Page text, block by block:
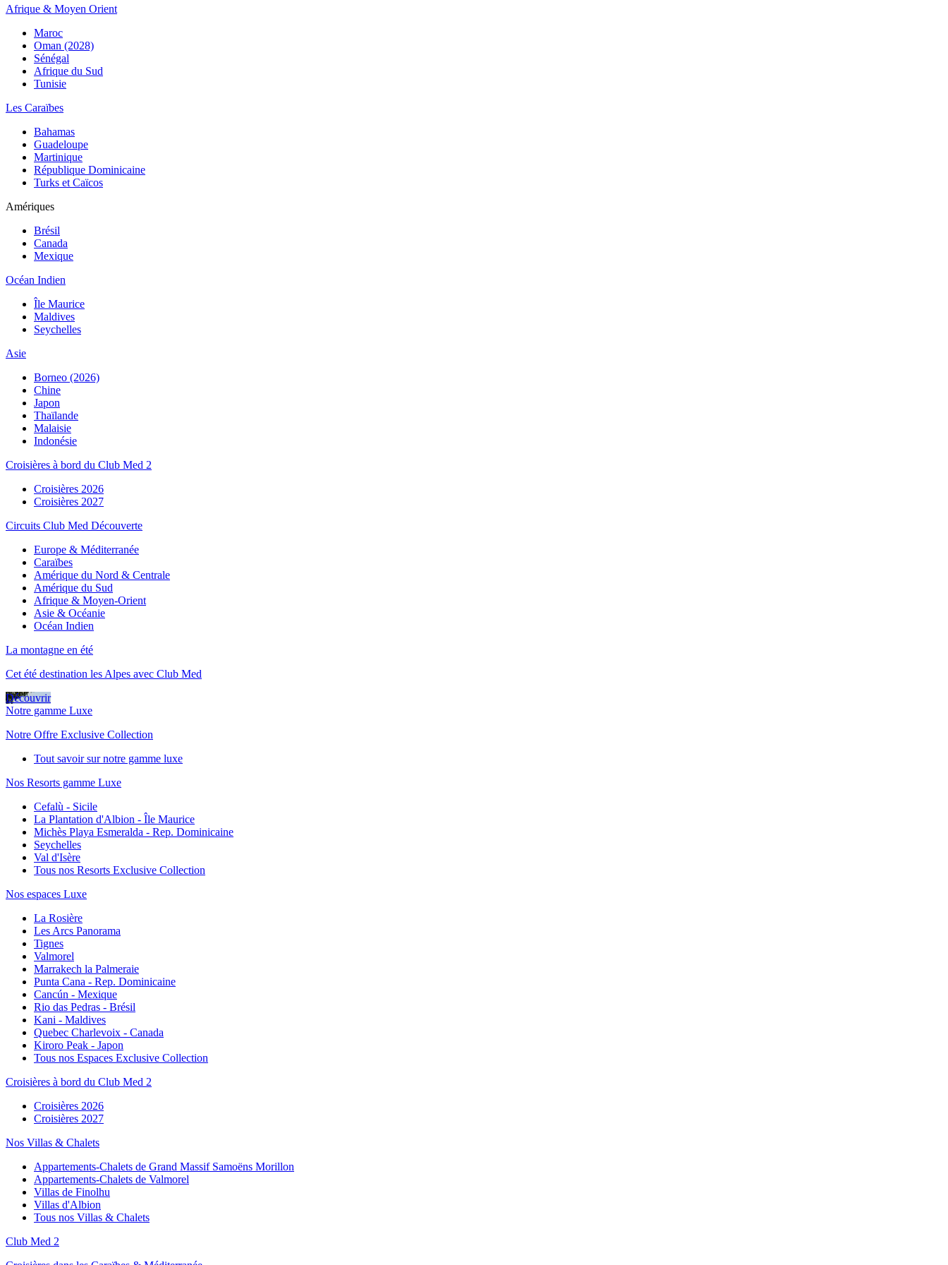
Afrique & Moyen Orient
Maroc
Oman (2028)
Sénégal
Afrique du Sud
Tunisie
Les Caraïbes
Bahamas
Guadeloupe
Martinique
République Dominicaine
Turks et Caïcos
Amériques
Brésil
Canada
Mexique
Océan Indien
Île Maurice
Maldives
Seychelles
Asie
Borneo (2026)
Chine
Japon
Thaïlande
Malaisie
Indonésie
Croisières à bord du Club Med 2
Croisières 2026
Croisières 2027
Circuits Club Med Découverte
Europe & Méditerranée
Caraïbes
Amérique du Nord & Centrale
Amérique du Sud
Afrique & Moyen-Orient
Asie & Océanie
Océan Indien
La montagne en été
Cet été destination les Alpes avec Club Med
Découvrir
Notre gamme Luxe
Notre Offre Exclusive Collection
Tout savoir sur notre gamme luxe
Nos Resorts gamme Luxe
Cefalù - Sicile
La Plantation d'Albion - Île Maurice
Michès Playa Esmeralda - Rep. Dominicaine
Seychelles
Val d'Isère
Tous nos Resorts Exclusive Collection
Nos espaces Luxe
La Rosière
Les Arcs Panorama
Tignes
Valmorel
Marrakech la Palmeraie
Punta Cana - Rep. Dominicaine
Cancún - Mexique
Rio das Pedras - Brésil
Kani - Maldives
Quebec Charlevoix - Canada
Kiroro Peak - Japon
Tous nos Espaces Exclusive Collection
Croisières à bord du Club Med 2
Croisières 2026
Croisières 2027
Nos Villas & Chalets
Appartements-Chalets de Grand Massif Samoëns Morillon
Appartements-Chalets de Valmorel
Villas de Finolhu
Villas d'Albion
Tous nos Villas & Chalets
Club Med 2